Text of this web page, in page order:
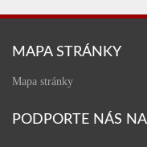
MAPA STRÁNKY
Mapa stránky
PODPORTE NÁS